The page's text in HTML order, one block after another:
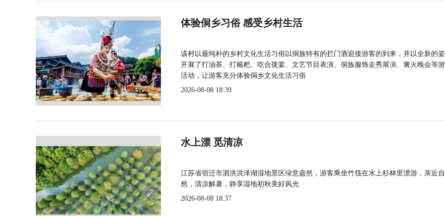
体验侗乡习俗 感受乡村生活
该村以最纯朴的乡村文化生活习俗以侗族特有的拦门酒迎接游客的到来，并以全新的
开展了打油茶、打糍粑、吃合拢宴、文艺节目表演、侗族服饰走秀展演、篝火晚会等
活动，让游客充分体验侗乡文化生活习俗
2026-08-08 18:39
水上漂 觅清凉
江苏省宿迁市泗洪洪泽湖湿地景区绿意盎然，游客乘坐竹筏在水上杉林里漂游，亲近自
然，清凉解暑，静享湿地初秋美好风光
2026-08-08 18:37